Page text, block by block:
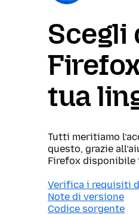
Scegli
tua
Tutti meritiamo
questo, grazie
Firefox disponibile
Verifica i requisiti
Note di versione
Codice sorgente